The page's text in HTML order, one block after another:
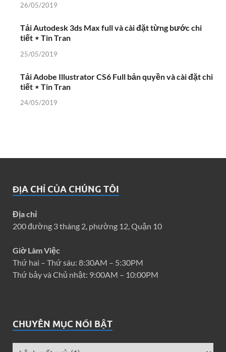
26/05/2019
Tải Autodesk 3ds Max full và cài đặt từng bước chi
tiết ⋆ Tin Tran
25/05/2019
Tải Adobe Illustrator CS6 Full bản quyền và cài đặt chi
tiết ⋆ Tin Tran
24/05/2019
ĐỊA CHỈ CỦA CHÚNG TÔI
Địa chỉ
200 đường 3 tháng 2, phường 12, Quận 10
Giờ Làm Việc
Thứ hai – Thứ sáu: 8:30AM – 5:30PM
Thứ bảy và Chủ nhật: 9:00AM – 10:00PM
CHUYÊN MỤC NỔI BẬT